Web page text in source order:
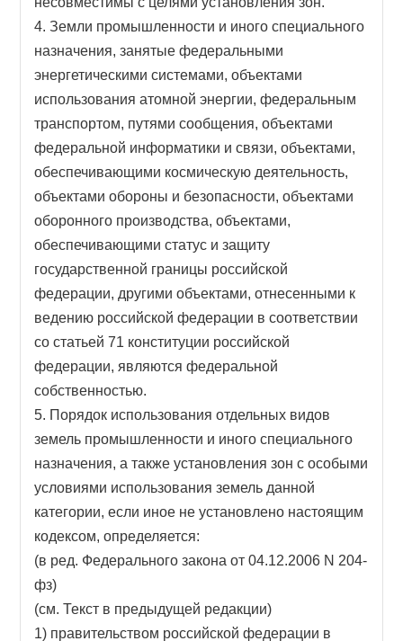
4. Земли промышленности и иного специального
назначения, занятые федеральными
энергетическими системами, объектами
использования атомной энергии, федеральным
транспортом, путями сообщения, объектами
федеральной информатики и связи, объектами,
обеспечивающими космическую деятельность,
объектами обороны и безопасности, объектами
оборонного производства, объектами,
обеспечивающими статус и защиту
государственной границы российской
федерации, другими объектами, отнесенными к
ведению российской федерации в соответствии
со статьей 71 конституции российской
федерации, являются федеральной
собственностью.
5. Порядок использования отдельных видов
земель промышленности и иного специального
назначения, а также установления зон с особыми
условиями использования земель данной
категории, если иное не установлено настоящим
кодексом, определяется:
(в ред. Федерального закона от 04.12.2006 N 204-
фз)
(см. Текст в предыдущей редакции)
1) правительством российской федерации в